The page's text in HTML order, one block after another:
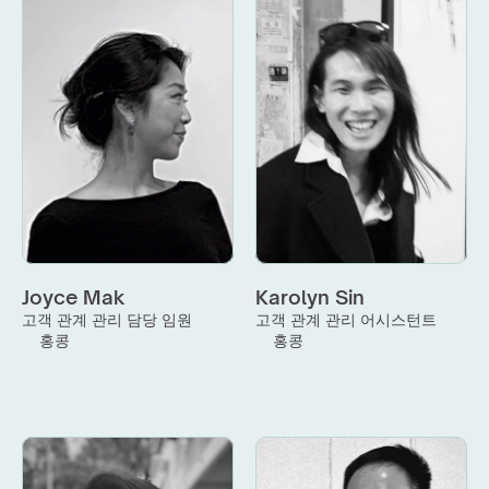
Joyce Mak
고객 관계 관리 담당 임원
홍콩
Karolyn Sin
고객 관계 관리 어시스턴트
홍콩